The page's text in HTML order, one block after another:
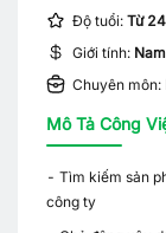
Độ tuổi: Từ
Giới tính: Nam
Chuyên môn:
Mô Tả Công
- Tìm kiếm sản
công ty